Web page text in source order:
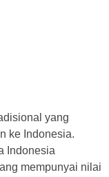
yang
ke Indonesia.
Indonesia
mempunyai nilai